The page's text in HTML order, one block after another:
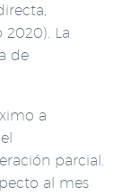
2020). La
de
a
parcial.
al mes